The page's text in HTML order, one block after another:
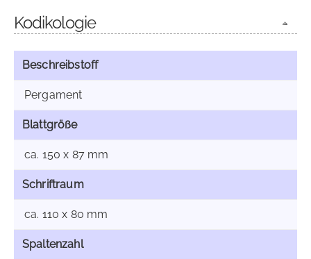
Kodikologie
Beschreibstoff
Pergament
Blattgröße
ca. 150 x 87 mm
Schriftraum
ca. 110 x 80 mm
Spaltenzahl